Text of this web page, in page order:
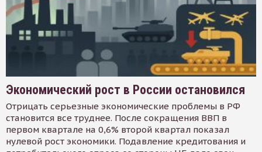
Экономический рост в России остановился
Отрицать серьезные экономические проблемы в РФ
становится все труднее. После сокращения ВВП в
первом квартале на 0,6% второй квартал показал
нулевой рост экономики. Подавление кредитования и